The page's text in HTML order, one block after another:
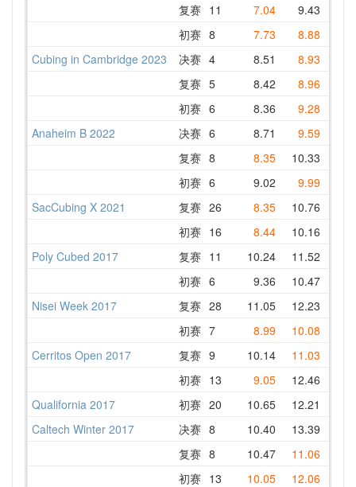
复赛 11 7.04 9.43
初赛 8 7.73 8.88
Cubing in Cambridge 2023 决赛 4 8.51 8.93
复赛 5 8.42 8.96
初赛 6 8.36 9.28
Anaheim B 2022 决赛 6 8.71 9.59
复赛 8 8.35 10.33
初赛 6 9.02 9.99
SacCubing X 2021 复赛 26 8.35 10.76
初赛 16 8.44 10.16
Poly Cubed 2017 复赛 11 10.24 11.52
初赛 6 9.36 10.47
Nisei Week 2017 复赛 28 11.05 12.23
初赛 7 8.99 10.08
Cerritos Open 2017 复赛 9 10.14 11.03
初赛 13 9.05 12.46
Qualifornia 2017 初赛 20 10.65 12.21
Caltech Winter 2017 决赛 8 10.40 13.39
复赛 8 10.47 11.06
初赛 13 10.05 12.06